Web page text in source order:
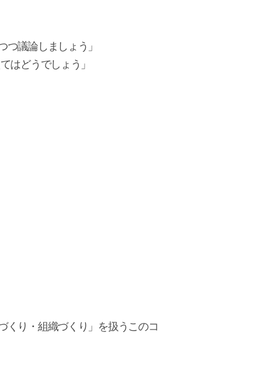
議論しましょう」
はどうでしょう」
くり・組織づくり」を扱うこのコ